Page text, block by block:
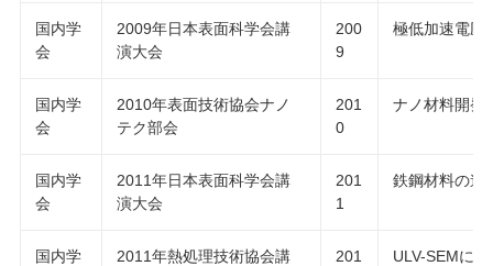
国内学
会
2009年日本表面科学会講
演大会
200
9
極低加速電圧
国内学
会
2010年表面技術協会ナノ
テク部会
201
0
ナノ材料開発
国内学
会
2011年日本表面科学会講
演大会
201
1
鉄鋼材料の進
国内学
2011年熱処理技術協会講
201
ULV-SEMに